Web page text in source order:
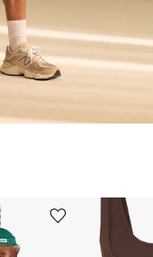
Ürünü istek listesine ekle veya listeden çıkar